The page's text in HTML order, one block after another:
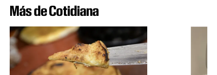
Más de Cotidiana